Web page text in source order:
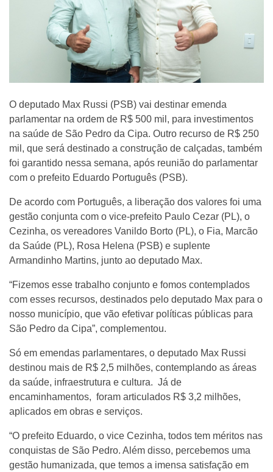
O deputado Max Russi (PSB) vai destinar emenda
parlamentar na ordem de R$ 500 mil, para investimentos
na saúde de São Pedro da Cipa. Outro recurso de R$ 250
mil, que será destinado a construção de calçadas, também
foi garantido nessa semana, após reunião do parlamentar
com o prefeito Eduardo Português (PSB).
De acordo com Português, a liberação dos valores foi uma
gestão conjunta com o vice-prefeito Paulo Cezar (PL), o
Cezinha, os vereadores Vanildo Borto (PL), o Fia, Marcão
da Saúde (PL), Rosa Helena (PSB) e suplente
Armandinho Martins, junto ao deputado Max.
“Fizemos esse trabalho conjunto e fomos contemplados
com esses recursos, destinados pelo deputado Max para o
nosso município, que vão efetivar políticas públicas para
São Pedro da Cipa”, complementou.
Só em emendas parlamentares, o deputado Max Russi
destinou mais de R$ 2,5 milhões, contemplando as áreas
da saúde, infraestrutura e cultura. Já de
encaminhamentos, foram articulados R$ 3,2 milhões,
aplicados em obras e serviços.
“O prefeito Eduardo, o vice Cezinha, todos tem méritos nas
conquistas de São Pedro. Além disso, percebemos uma
gestão humanizada, que temos a imensa satisfação em